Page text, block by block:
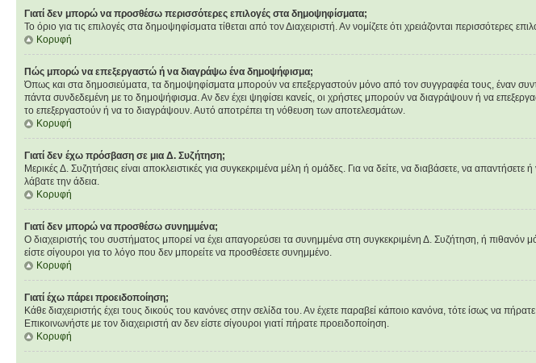
Γιατί δεν μπορώ να προσθέσω περισσότερες επιλογές στα δημοψηφίσματα;
Το όριο για τις επιλογές στα δημοψηφίσματα τίθεται από τον Διαχειριστή. Αν νομίζετε ότι χρειάζονται περισσότερες
Κορυφή
Πώς μπορώ να επεξεργαστώ ή να διαγράψω ένα δημοψήφισμα;
Όπως και στα δημοσιεύματα, τα δημοψηφίσματα μπορούν να επεξεργαστούν μόνο από τον συγγραφέα τους, έναν
πάντα συνδεδεμένη με το δημοψήφισμα. Αν δεν έχει ψηφίσει κανείς, οι χρήστες μπορούν να διαγράψουν ή να
το επεξεργαστούν ή να το διαγράψουν. Αυτό αποτρέπει τη νόθευση των αποτελεσμάτων.
Κορυφή
Γιατί δεν έχω πρόσβαση σε μια Δ. Συζήτηση;
Μερικές Δ. Συζητήσεις είναι αποκλειστικές για συγκεκριμένα μέλη ή ομάδες. Για να δείτε, να διαβάσετε, να
λάβατε την άδεια.
Κορυφή
Γιατί δεν μπορώ να προσθέσω συνημμένα;
Ο διαχειριστής του συστήματος μπορεί να έχει απαγορεύσει τα συνημμένα στη συγκεκριμένη Δ. Συζήτηση, ή
είστε σίγουροι για το λόγο που δεν μπορείτε να προσθέσετε συνημμένο.
Κορυφή
Γιατί έχω πάρει προειδοποίηση;
Κάθε διαχειριστής έχει τους δικούς του κανόνες στην σελίδα του. Αν έχετε παραβεί κάποιο κανόνα, τότε ίσως να
Επικοινωνήστε με τον διαχειριστή αν δεν είστε σίγουροι γιατί πήρατε προειδοποίηση.
Κορυφή